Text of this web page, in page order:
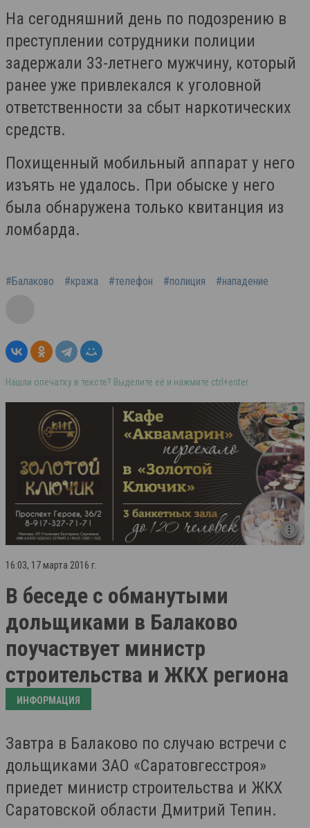
На сегодняшний день по подозрению в
преступлении сотрудники полиции
задержали 33-летнего мужчину, который
ранее уже привлекался к уголовной
ответственности за сбыт наркотических
средств.
Похищенный мобильный аппарат у него
изъять не удалось. При обыске у него
была обнаружена только квитанция из
ломбарда.
#Балаково #кража #телефон #полиция #нападение
Нашли опечатку в тексте? Выделите её и нажмите ctrl+enter
16:03, 17 марта 2016 г.
В беседе с обманутыми
дольщиками в Балаково
поучаствует министр
строительства и ЖКХ региона
ИНФОРМАЦИЯ
Завтра в Балаково по случаю встречи с
дольщиками ЗАО «Саратовгесстроя»
приедет министр строительства и ЖКХ
Саратовской области Дмитрий Тепин.